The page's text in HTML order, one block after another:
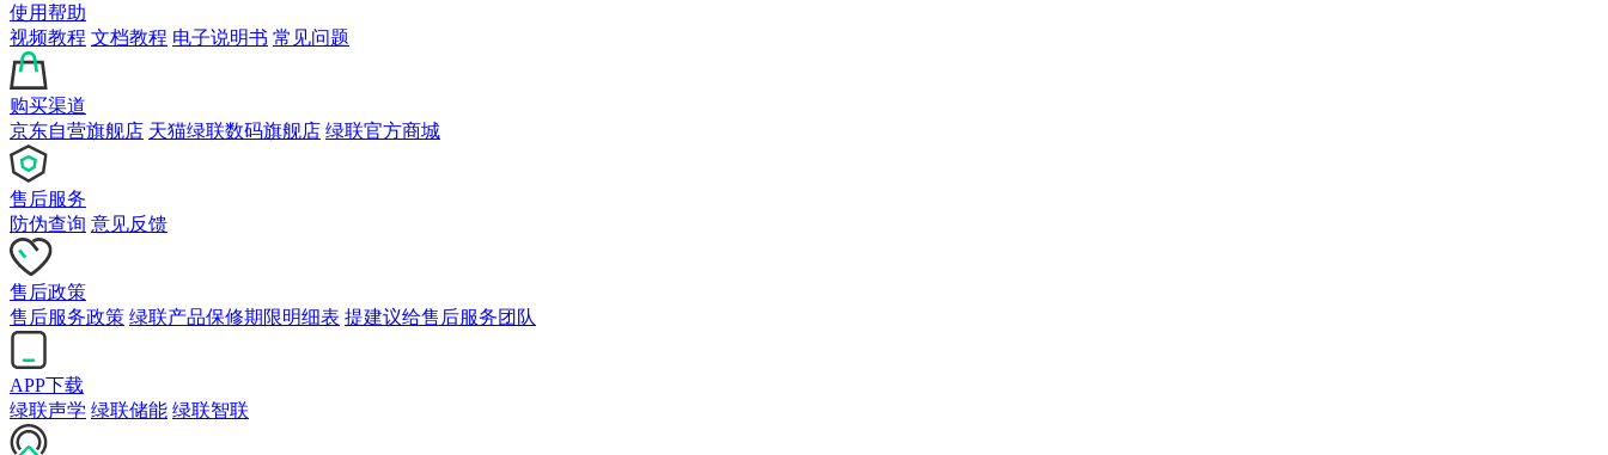
使用帮助
视频教程 文档教程 电子说明书 常见问题
购买渠道
京东自营旗舰店 天猫绿联数码旗舰店 绿联官方商城
售后服务
防伪查询 意见反馈
售后政策
售后服务政策 绿联产品保修期限明细表 提建议给售后服务团队
APP下载
绿联声学 绿联储能 绿联智联